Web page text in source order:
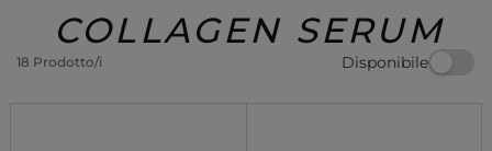
Regalo
COLLAGEN SERUM
18 Prodotto/i Disponibile